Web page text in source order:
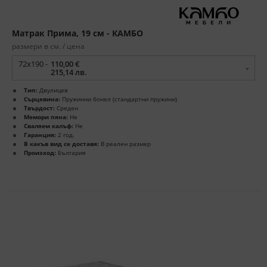
Матрак Прима, 19 см - КАМБО
размери в см. / цена
72x190 - 110,00 €
215,14 лв.
Тип: Двулицев
Сърцевина: Пружинни бонел (стандартни пружини)
Твърдост: Среден
Мемори пяна: Не
Сваляем калъф: Не
Гаранция: 2 год.
В какъв вид се доставя: В реален размер
Произход: България